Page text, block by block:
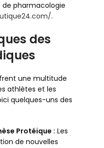
de pharmacologie
.
des
une multitude
athlètes et les
quelques-uns des
Protéique : Les
de nouvelles